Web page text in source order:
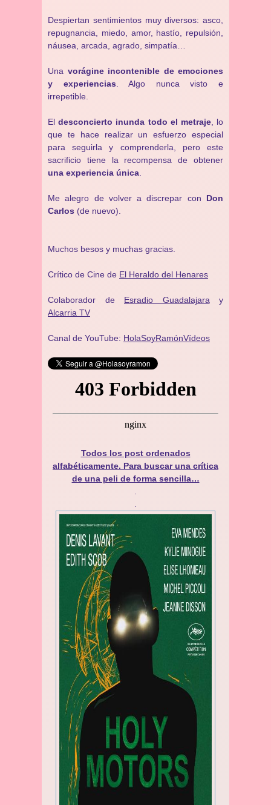
Despiertan sentimientos muy diversos: asco,
repugnancia, miedo, amor, hastío, repulsión,
náusea, arcada, agrado, simpatía…
Una vorágine incontenible de emociones
y experiencias . Algo nunca visto e
irrepetible.
Eldesconcierto inunda todo el metraje, lo
que te hace realizar un esfuerzo especial
para seguirla y comprenderla, pero este
sacrificio tiene la recompensa de obtener
una experiencia única
Me alegro de volver a discrepar con Don
Carlos (de nuevo).
Muchos besos y muchas gracias.
Crítico de Cine de El Heraldo del Henares
Colaborador de Esradio Guadalajara y
Alcarria TV
Canal de YouTube: HolaSoyRamónVídeos
Todos los post ordenados
alfabéticamente. Para buscar una crítica
de una peli de forma sencilla…